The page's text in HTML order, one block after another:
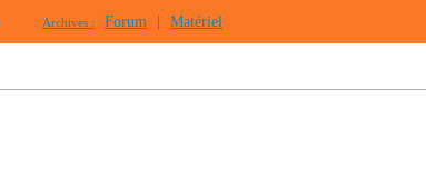
Archives : Forum Matériel